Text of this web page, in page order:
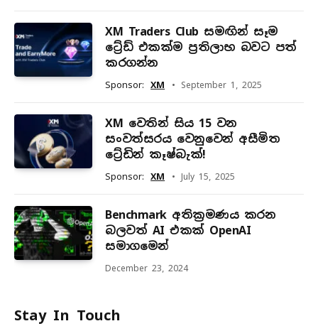
XM Traders Club සමඟින් සෑම
ට්‍රේඩ් එකක්ම ප්‍රතිලාභ බවට පත්
කරගන්න
Sponsor: XM September 1, 2025
XM වෙතින් සිය 15 වන
සංවත්සරය වෙනුවෙන් අසීමිත
ට්‍රේඩින් කෑෂ්බැක්!
Sponsor: XM July 15, 2025
Benchmark අතික්‍රමණය කරන
බලවත් AI එකක් OpenAI
සමාගමෙන්
December 23, 2024
Stay In Touch